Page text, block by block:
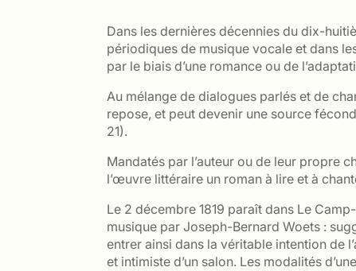
Dans les dernières décennies du dix-
périodiques de musique vocale et dans
par le biais d’une romance ou de
Au mélange de dialogues parlés et de
repose, et peut devenir une source
21).
Mandatés par l’auteur ou de leur propre
l’œuvre littéraire un roman à lire et à
Le 2 décembre 1819 paraît dans Le
musique par Joseph-Bernard Woets :
entrer ainsi dans la véritable intention de
et intimiste d’un salon. Les modalités